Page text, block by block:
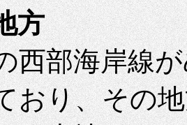
方
部海岸線が
おり、その